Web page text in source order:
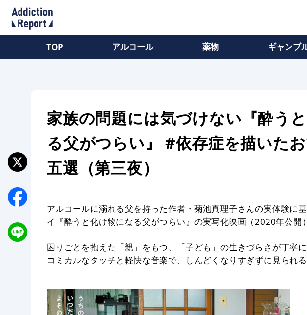
TOP アルコール 薬物 ギャンブ
家族の問題には気づけない『酔う
る父がつらい』 #依存症を描いた
五選（第三夜）
アルコールに溺れる父を持った作者・菊池真理子さんの実体験に
イ『酔うと化け物になる父がつらい』の実写化映画（2020年公開
困りごとを抱えた「親」をもつ、「子ども」の生きづらさが丁寧に
コミカルなタッチと軽快な音楽で、しんどくなりすぎずに見られる